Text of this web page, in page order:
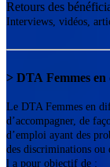
Retours des
Interviews, vidéos,
> DTA Femmes
Le DTA Femmes en
d’accompagner, de
d’emploi ayant des
des discriminations ou
l a pour objectif de :